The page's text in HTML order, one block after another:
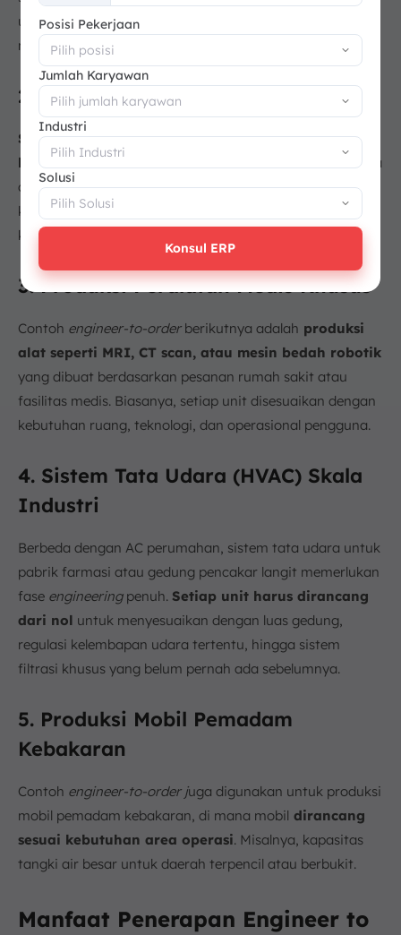
ukuran, dan fitur otomatisasi tertentu untuk
meningkatkan lini produksi perusahaan.
2. Manufaktur Kapal
Setiap kapal seperti kapal kargo, tanker, atau
kapal pesiardirancang sesuai spesifikasi klien. Sehingga
desain yang dibuat harus memperhitungkan kebutuhan
kapasitas muatan, sistem navigasi, dan fitur
keselamatan khusus.
3. Produksi Peralatan Medis Khusus
Contoh engineer-to-orderberikutnya adalah produksi
alat seperti MRI, CT scan, atau mesin bedah robotik
yang dibuat berdasarkan pesanan rumah sakit atau
fasilitas medis. Biasanya, setiap unit disesuaikan dengan
kebutuhan ruang, teknologi, dan operasional pengguna.
4. Sistem Tata Udara (HVAC) Skala
Industri
Berbeda dengan AC perumahan, sistem tata udara untuk
pabrik farmasi atau gedung pencakar langit memerlukan
fase engineeringpenuh. Setiap unit harus dirancang
dari nol untuk menyesuaikan dengan luas gedung,
regulasi kelembapan udara tertentu, hingga sistem
filtrasi khusus yang belum pernah ada sebelumnya.
5. Produksi Mobil Pemadam
Kebakaran
Contoh engineer-to-order juga digunakan untuk produksi
mobil pemadam kebakaran, di mana mobil dirancang
sesuai kebutuhan area operasi. Misalnya, kapasitas
tangki air besar untuk daerah terpencil atau berbukit.
Manfaat Penerapan Engineer to
+62
Posisi Pekerjaan
Jumlah Karyawan
Industri
Solusi
Konsul ERP